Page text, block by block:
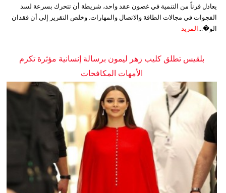
يعادل قرناً من التنمية في غضون عقد واحد، شريطة أن تتحرك بسرعة لسد
الفجوات في مجالات الطاقة والاتصال والمهارات. وخلص التقرير إلى أن فقدان
الو�... المزيد
بلقيس تطلق كليب زهر ليمون برسالة إنسانية مؤثرة تكرم
الأمهات المكافحات